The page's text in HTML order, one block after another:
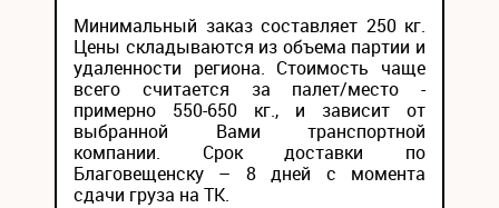
Минимальный заказ составляет 250 кг.
Цены складываются из объема партии и
удаленности региона. Стоимость чаще
всего считается за палет/место -
примерно 550-650 кг., и зависит от
выбранной Вами транспортной
компании. Срок доставки по
Благовещенску – 8 дней с момента
сдачи груза на ТК.